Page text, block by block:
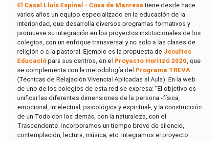
El Casal Lluís Espinal - Cova de Manresatiene desde hace
varios años un equipo especializado en la educación de la
interioridad, que desarrolla diversos programas formativos y
promueve su integración en los proyectos institucionales de los
colegios, con un enfoque transversal y no solo a las clases de
religión o a la pastoral. Ejemplo es la propuesta de Jesuïtes
Educaciópara sus centros, en el Proyecto Horitzó 2020, que
se complementa con la metodología del Programa TREVA
(Técnicas de Relajación Vivencial Aplicadas al Aula). En la web
de uno de los colegios de esta red se expresa: “El objetivo es
unificar las diferentes dimensiones de la persona -física,
emocional, intelectual, psicológica y espiritual-, y la construcción
de un Todo con los demás, con la naturaleza, con el
Trascendente. Incorporamos un tiempo breve de silencio,
contemplación, lectura, música, etc. Integramos el proyecto